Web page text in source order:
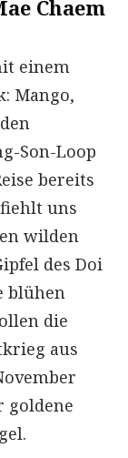
Chaem
einem
Mango,
Son-Loop
bereits
uns
wilden
des Doi
blühen
die
aus
goldene